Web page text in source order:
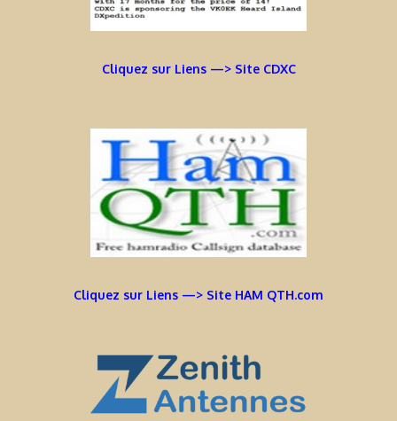
Cliquez sur Liens —> Site CDXC
Cliquez sur Liens —> Site HAM QTH.com